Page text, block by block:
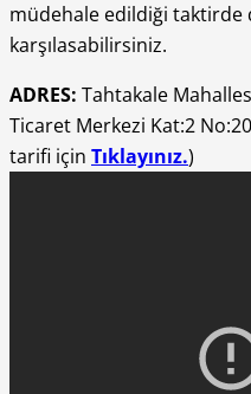
müdehale edildiği taktirde
karşılasabilirsiniz.
ADRES: Tahtakale
Ticaret Merkezi Kat:2
tarifi için Tıklayınız.)